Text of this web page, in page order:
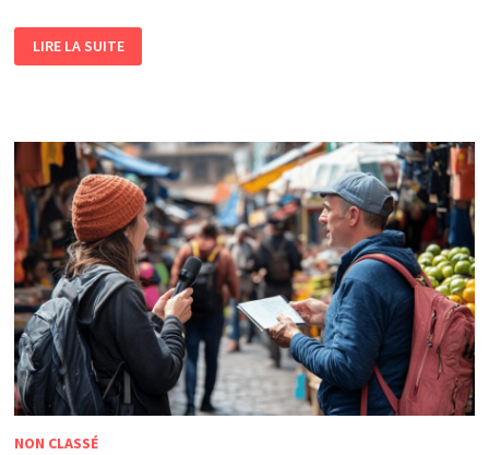
LA
POPULATION
GRECQUE
FOCUS
SUR
LA
RÉPARTITION
DÉMOGRAPHIQUE
À
LESBOS
LIRE LA SUITE
NON CLASSÉ